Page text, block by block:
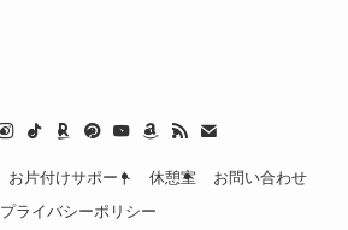
お片付けサポート 休憩室
お問い合わせ
プライバシーポリシー